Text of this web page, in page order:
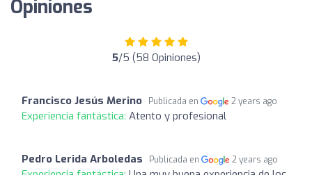
Opiniones
5/5 (58 Opiniones)
Francisco Jesús Merino Publicada en 2 years ago
Experiencia fantástica: Atento y profesional
Pedro Lerida Arboledas Publicada en 2 years ago